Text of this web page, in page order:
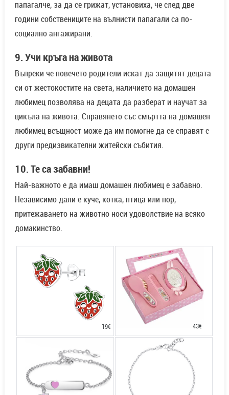
папагалче, за да се грижат, установиха, че след две
години собствениците на вълнисти папагали са по-
социално ангажирани.
9. Учи кръга на живота
Въпреки че повечето родители искат да защитят децата
си от жестокостите на света, наличието на домашен
любимец позволява на децата да разберат и научат за
цикъла на живота. Справянето със смъртта на домашен
любимец всъщност може да им помогне да се справят с
други предизвикателни житейски събития.
10. Те са забавни!
Най-важното е да имаш домашен любимец е забавно.
Независимо дали е куче, котка, птица или пор,
притежаването на животно носи удоволствие на всяко
домакинство.
19€ 43€